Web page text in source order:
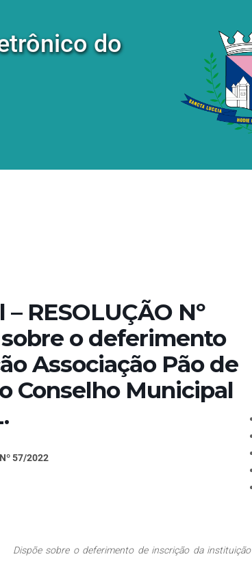
do
RESOLUÇÃO Nº
sobre o deferimento
Associação Pão de
Conselho Municipal
57/2022
Dispõe sobre o deferimento de inscrição da instituição